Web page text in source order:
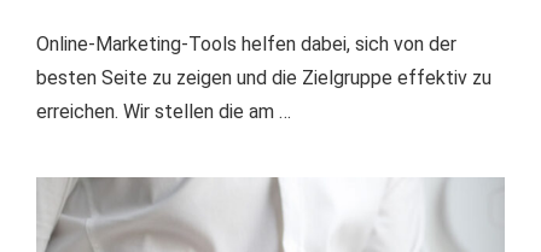
Online-Marketing-Tools helfen dabei, sich von der
besten Seite zu zeigen und die Zielgruppe effektiv zu
erreichen. Wir stellen die am …